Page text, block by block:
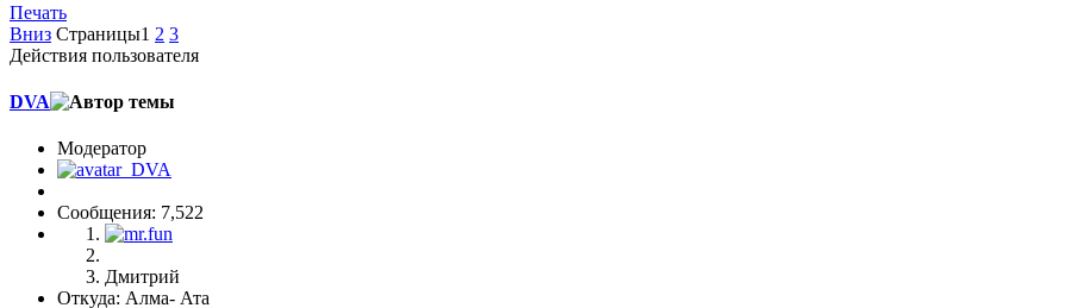
Печать
Вниз Страницы1 2 3
Действия пользователя
DVA
Модератор
Сообщения: 7,522
Дмитрий
Откуда: Алма- Ата